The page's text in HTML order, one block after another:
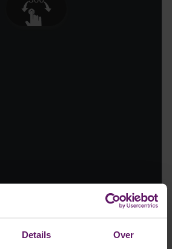
Details Over